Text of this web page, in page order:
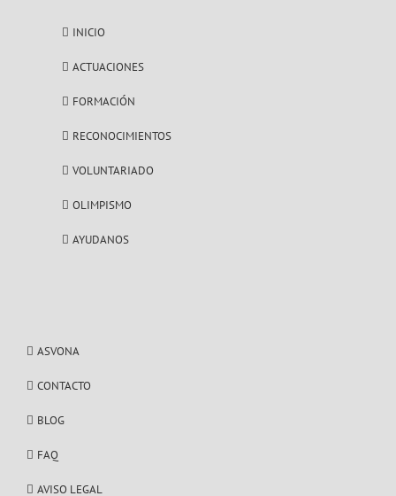
INICIO
ACTUACIONES
FORMACIÓN
RECONOCIMIENTOS
VOLUNTARIADO
OLIMPISMO
AYUDANOS
ASVONA
CONTACTO
BLOG
FAQ
AVISO LEGAL